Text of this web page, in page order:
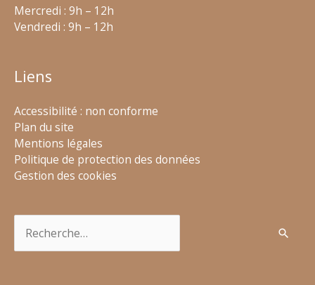
Mercredi : 9h – 12h
Vendredi : 9h – 12h
Liens
Accessibilité : non conforme
Plan du site
Mentions légales
Politique de protection des données
Gestion des cookies